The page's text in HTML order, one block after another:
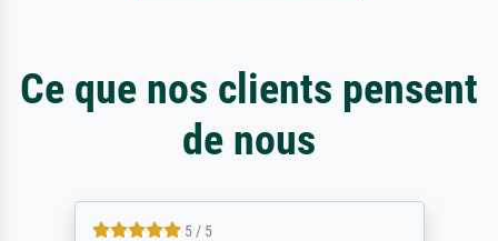
Ce que nos clients pensent
de nous
5 / 5